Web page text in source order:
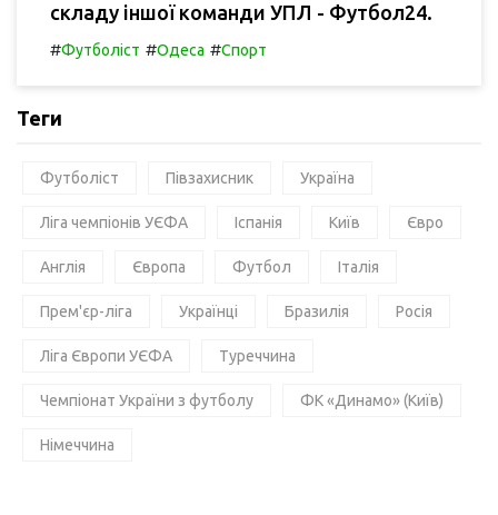
складу іншої команди УПЛ - Футбол24.
#Футболіст #Одеса #Спорт
Теги
Футболіст Півзахисник Україна
Ліга чемпіонів УЄФА Іспанія Київ Євро
Англія Європа Футбол Італія
Прем'єр-ліга Українці Бразилія Росія
Ліга Європи УЄФА Туреччина
Чемпіонат України з футболу ФК «Динамо» (Київ)
Німеччина